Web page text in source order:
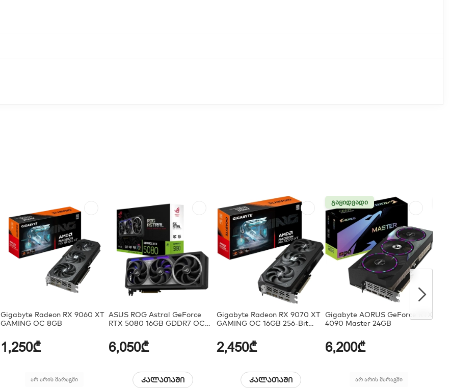
Gigabyte Radeon RX 9060 XT
GAMING OC 8GB
1,250₾
არ არის მარაგში
ASUS ROG Astral GeForce
RTX 5080 16GB GDDR7 OC
6,050₾
კალათაში
Gigabyte Radeon RX 9070 XT
GAMING OC 16GB 256-Bit
2,450₾
კალათაში
ᲒᲐᲧᲘᲓᲕᲐᲓᲘ
Gigabyte AORUS GeForce RTX
4090 Master 24GB
6,200₾
არ არის მარაგში